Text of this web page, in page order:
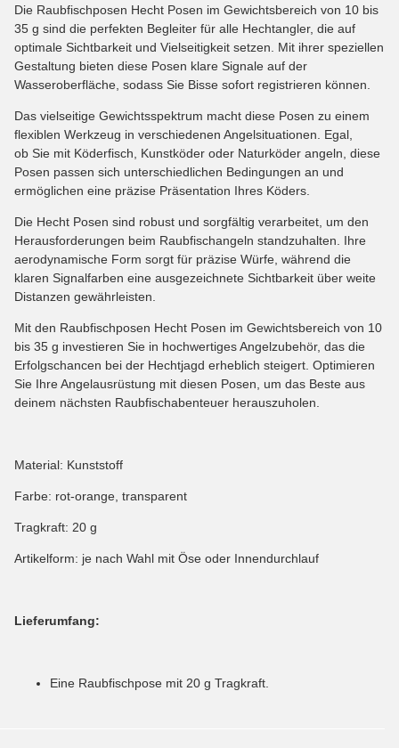
Die Raubfischposen Hecht Posen im Gewichtsbereich von 10 bis
35 g sind die perfekten Begleiter für alle Hechtangler, die auf
optimale Sichtbarkeit und Vielseitigkeit setzen. Mit ihrer speziellen
Gestaltung bieten diese Posen klare Signale auf der
Wasseroberfläche, sodass Sie Bisse sofort registrieren können.
Das vielseitige Gewichtsspektrum macht diese Posen zu einem
flexiblen Werkzeug in verschiedenen Angelsituationen. Egal,
ob Sie mit Köderfisch, Kunstköder oder Naturköder angeln, diese
Posen passen sich unterschiedlichen Bedingungen an und
ermöglichen eine präzise Präsentation Ihres Köders.
Die Hecht Posen sind robust und sorgfältig verarbeitet, um den
Herausforderungen beim Raubfischangeln standzuhalten. Ihre
aerodynamische Form sorgt für präzise Würfe, während die
klaren Signalfarben eine ausgezeichnete Sichtbarkeit über weite
Distanzen gewährleisten.
Mit den Raubfischposen Hecht Posen im Gewichtsbereich von 10
bis 35 g investieren Sie in hochwertiges Angelzubehör, das die
Erfolgschancen bei der Hechtjagd erheblich steigert. Optimieren
Sie Ihre Angelausrüstung mit diesen Posen, um das Beste aus
deinem nächsten Raubfischabenteuer herauszuholen.
Material: Kunststoff
Farbe: rot-orange, transparent
Tragkraft: 20 g
Artikelform: je nach Wahl mit Öse oder Innendurchlauf
Lieferumfang:
Eine Raubfischpose mit 20 g Tragkraft.